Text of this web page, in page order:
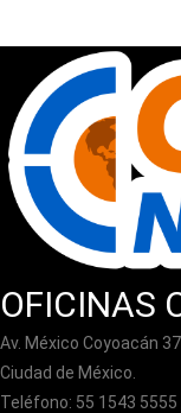
OFICINAS
Av. México Coyoacán
Ciudad de México.
Teléfono: 55 1543